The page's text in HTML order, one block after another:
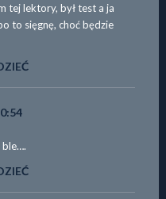
tej lektory, był test a ja
to sięgnę, choć będzie
ble….